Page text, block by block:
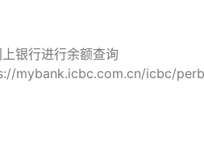
银行进行余额查询
mybank.icbc.com.cn/icbc/